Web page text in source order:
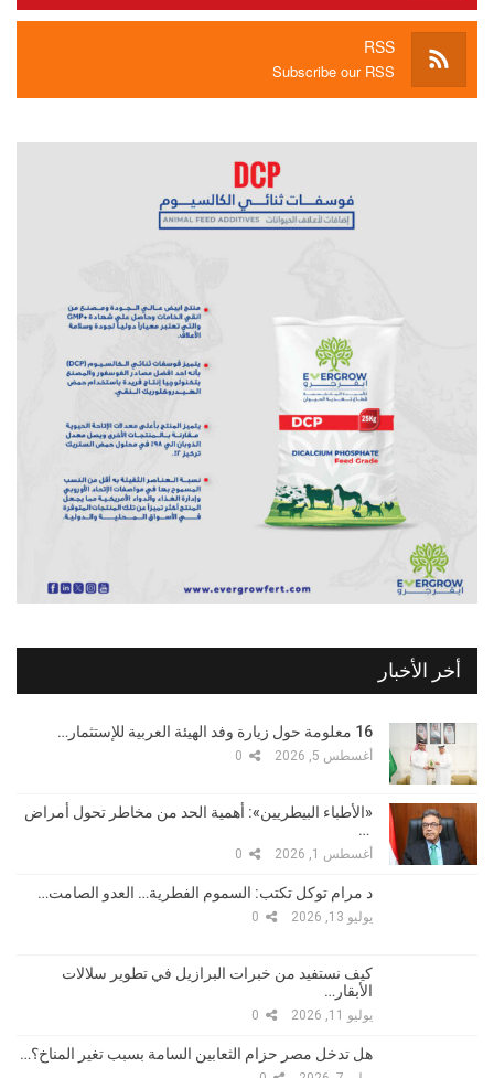
RSS
Subscribe our RSS
أخر الأخبار
16 معلومة حول زيارة وفد الهيئة العربية للإستثمار…
أغسطس 5, 2026
«الأطباء البيطريين»: أهمية الحد من مخاطر تحول أمراض
…
أغسطس 1, 2026
د مرام توكل تكتب: السموم الفطرية… العدو الصامت…
يوليو 13, 2026
كيف نستفيد من خبرات البرازيل في تطوير سلالات
الأبقار…
يوليو 11, 2026
هل تدخل مصر حزام الثعابين السامة بسبب تغير المناخ؟…